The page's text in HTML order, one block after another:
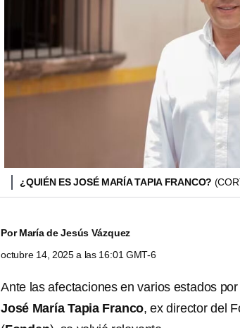
¿QUIÉN ES JOSÉ MARÍA TAPIA FRANCO?
PorMaría de Jesús Vázquez
octubre 14, 2025 a las 16:01 GMT-6
Ante las afectaciones en varios estados
José María Tapia Franco, ex director del